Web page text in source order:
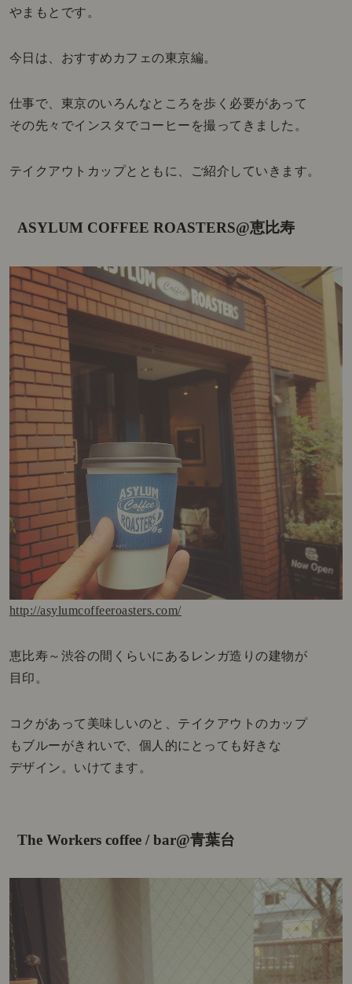
やまもとです。
今日は、おすすめカフェの東京編。
仕事で、東京のいろんなところを歩く必要があって
その先々でインスタでコーヒーを撮ってきました。
テイクアウトカップとともに、ご紹介していきます。
ASYLUM COFFEE ROASTERS@恵比寿
http://asylumcoffeeroasters.com/
恵比寿～渋谷の間くらいにあるレンガ造りの建物が
目印。
コクがあって美味しいのと、テイクアウトのカップ
もブルーがきれいで、個人的にとっても好きな
デザイン。いけてます。
The Workers coffee / bar@青葉台